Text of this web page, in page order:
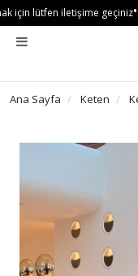
için lütfen iletişime geçiniz•
Ana Sayfa Keten